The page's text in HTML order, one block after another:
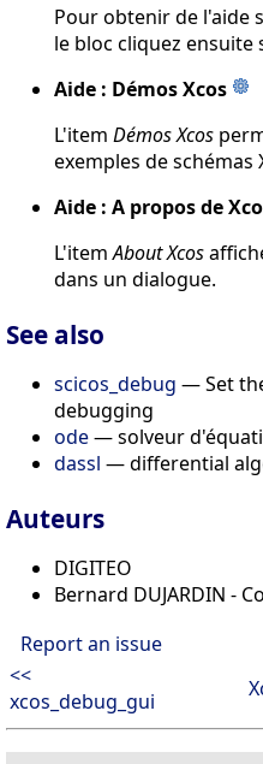
Pour obtenir de l'aide
le bloc cliquez ensuite
Aide : Démos Xcos
L'item Démos Xcos
exemples de schémas
Aide : A propos de
L'itemAbout Xcos
dans un dialogue.
See also
scicos_debug — Set
debugging
ode— solveur
dassl — differential
Auteurs
DIGITEO
Bernard DUJARDIN -
Report an issue
<<
xcos_debug_gui